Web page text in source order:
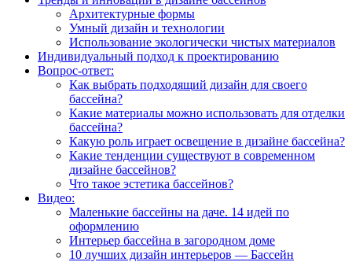
Архитектурные формы
Умный дизайн и технологии
Использование экологически чистых материалов
Индивидуальный подход к проектированию
Вопрос-ответ:
Как выбрать подходящий дизайн для своего
бассейна?
Какие материалы можно использовать для отделки
бассейна?
Какую роль играет освещение в дизайне бассейна?
Какие тенденции существуют в современном
дизайне бассейнов?
Что такое эстетика бассейнов?
Видео:
Маленькие бассейны на даче. 14 идей по
оформлению
Интерьер бассейна в загородном доме
10 лучших дизайн интерьеров — Бассейн